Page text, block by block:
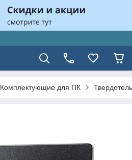
Комплектующие для ПК